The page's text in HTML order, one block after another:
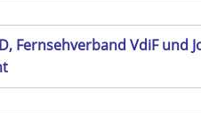
Fernsehverband VdiF und